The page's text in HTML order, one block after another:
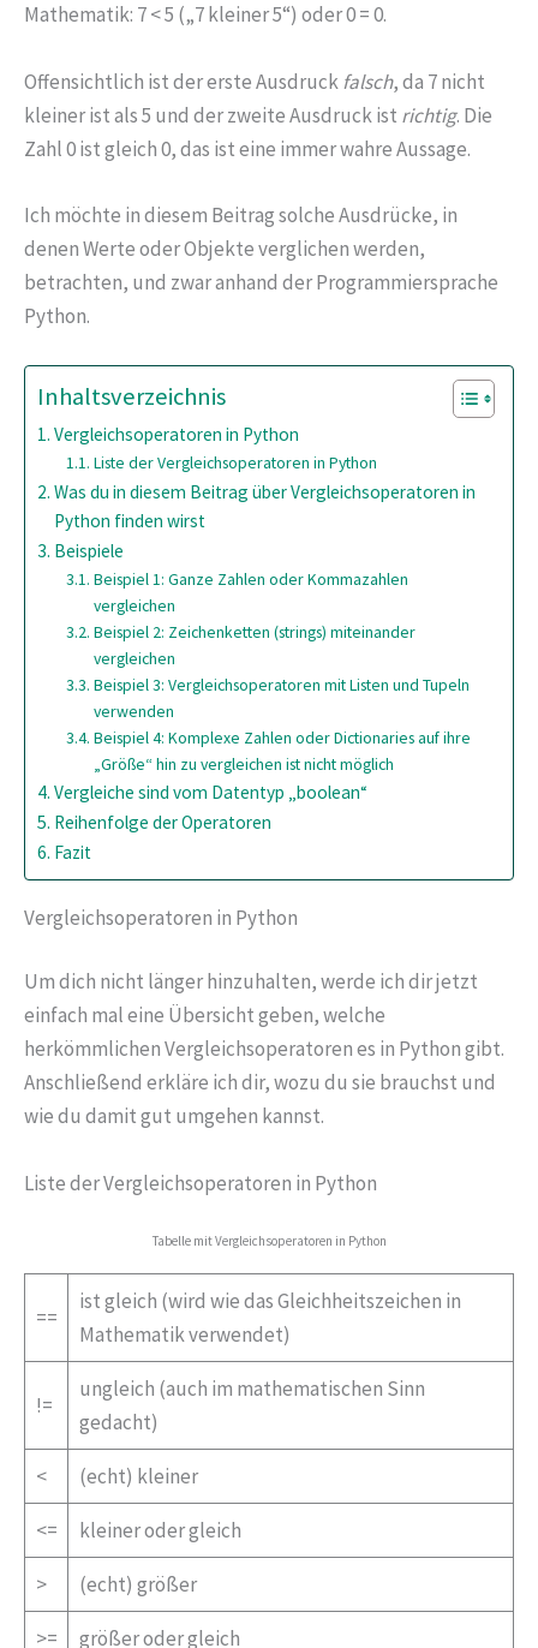
Mathematik: 7 < 5 („7 kleiner 5“) oder 0 = 0.
Offensichtlich ist der erste Ausdruckfalsch, da 7 nicht
kleiner ist als 5 und der zweite Ausdruck ist richtig. Die
Zahl 0 ist gleich 0, das ist eine immer wahre Aussage.
Ich möchte in diesem Beitrag solche Ausdrücke, in
denen Werte oder Objekte verglichen werden,
betrachten, und zwar anhand der Programmiersprache
Python.
Inhaltsverzeichnis
Vergleichsoperatoren in Python
Liste der Vergleichsoperatoren in Python
Was du in diesem Beitrag über Vergleichsoperatoren in
Python finden wirst
Beispiele
Beispiel 1: Ganze Zahlen oder Kommazahlen
vergleichen
Beispiel 2: Zeichenketten (strings) miteinander
vergleichen
Beispiel 3: Vergleichsoperatoren mit Listen und Tupeln
verwenden
Beispiel 4: Komplexe Zahlen oder Dictionaries auf ihre
„Größe“ hin zu vergleichen ist nicht möglich
Vergleiche sind vom Datentyp „boolean“
Reihenfolge der Operatoren
Fazit
Vergleichsoperatoren in Python
Um dich nicht länger hinzuhalten, werde ich dir jetzt
einfach mal eine Übersicht geben, welche
herkömmlichen Vergleichsoperatoren es in Python gibt.
Anschließend erkläre ich dir, wozu du sie brauchst und
wie du damit gut umgehen kannst.
Liste der Vergleichsoperatoren in Python
Tabelle mit Vergleichsoperatoren in Python
==
ist gleich (wird wie das Gleichheitszeichen in
Mathematik verwendet)
!=
ungleich (auch im mathematischen Sinn
gedacht)
< (echt) kleiner
<= kleiner oder gleich
> (echt) größer
>= größer oder gleich